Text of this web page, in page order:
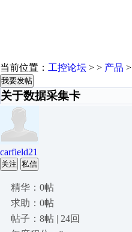
当前位置： 工控论坛 > > 产品 >
我要发帖
关于数据采集卡
carfield21
关注 私信
精华：0帖
求助：0帖
帖子：8帖 | 24回